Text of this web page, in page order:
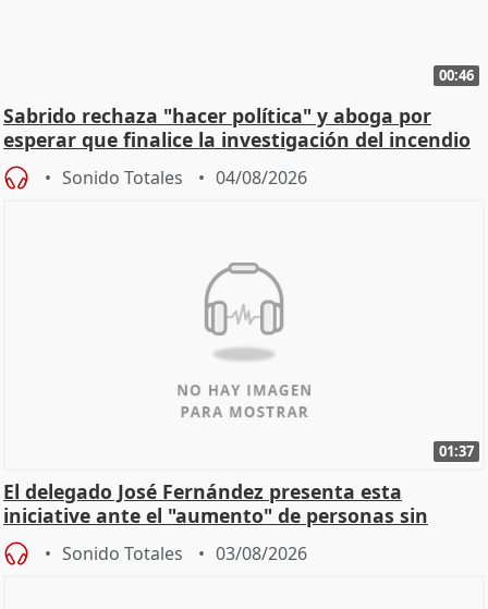
00:46
Sabrido rechaza "hacer política" y aboga por
esperar que finalice la investigación del incendio
Sonido Totales 04/08/2026
01:37
El delegado José Fernández presenta esta
iniciative ante el "aumento" de personas sin
hogar en Madri
Sonido Totales 03/08/2026